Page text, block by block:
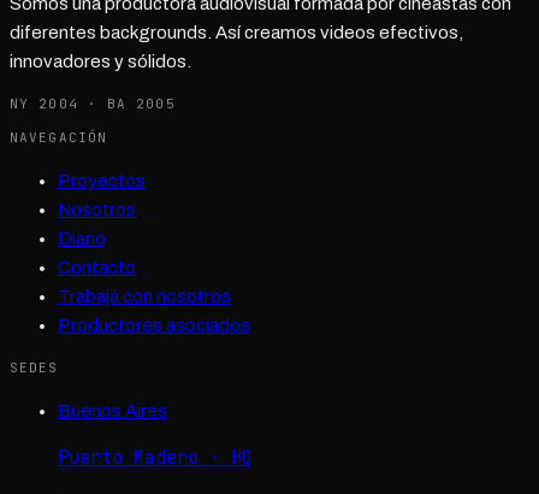
diferentes backgrounds. Así creamos videos efectivos,
innovadores y sólidos.
NY 2004 · BA 2005
NAVEGACIÓN
Proyectos
Nosotros
Diario
Contacto
Trabajá con nosotros
Productores asociados
SEDES
Buenos Aires
Puerto Madero · HQ